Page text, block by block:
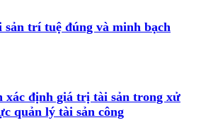
trí tuệ đúng và minh bạch
xác định giá trị tài sản trong xử
quản lý tài sản công